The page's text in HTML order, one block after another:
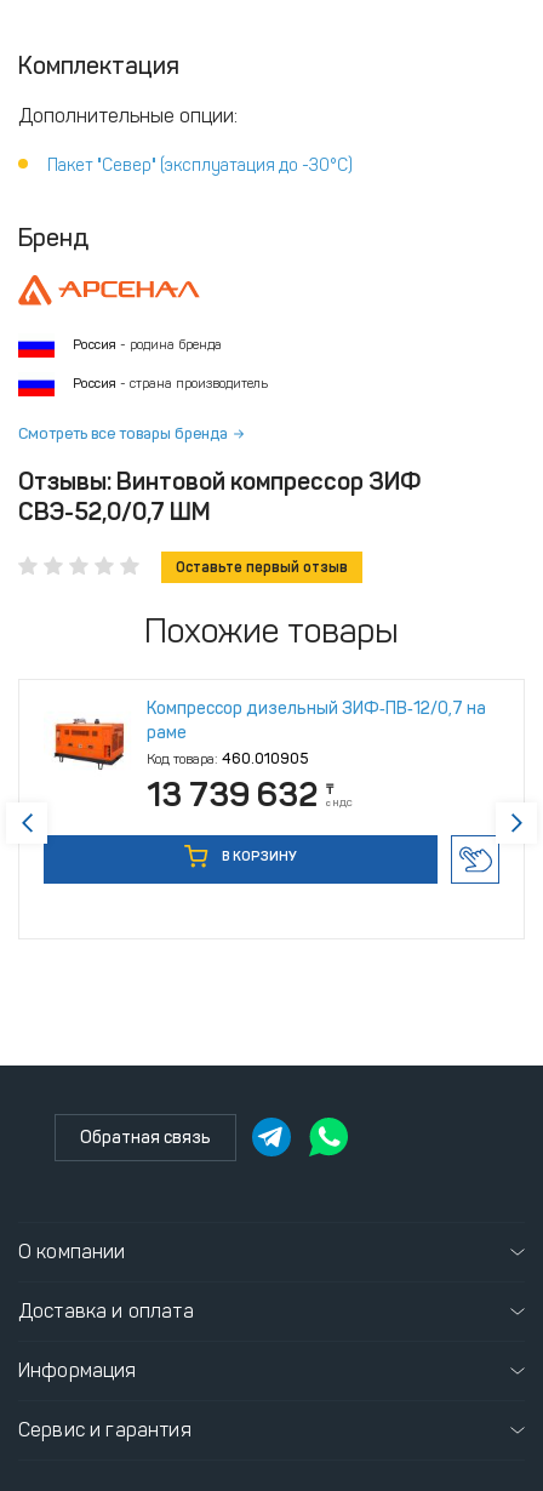
Комплектация
Дополнительные опции:
Пакет "Север" (эксплуатация до -30°С)
Бренд
Россия - родина бренда
Россия - страна производитель
Смотреть все товары бренда
Отзывы: Винтовой компрессор ЗИФ
СВЭ-52,0/0,7 ШМ
Оставьте первый отзыв
Похожие товары
Компрессор дизельный ЗИФ‑ПВ‑12/0,7 на
раме
Код товара: 460.010905
13 739 632 ₸
с НДС
В КОРЗИНУ
Обратная связь
О компании
Доставка и оплата
Информация
Сервис и гарантия